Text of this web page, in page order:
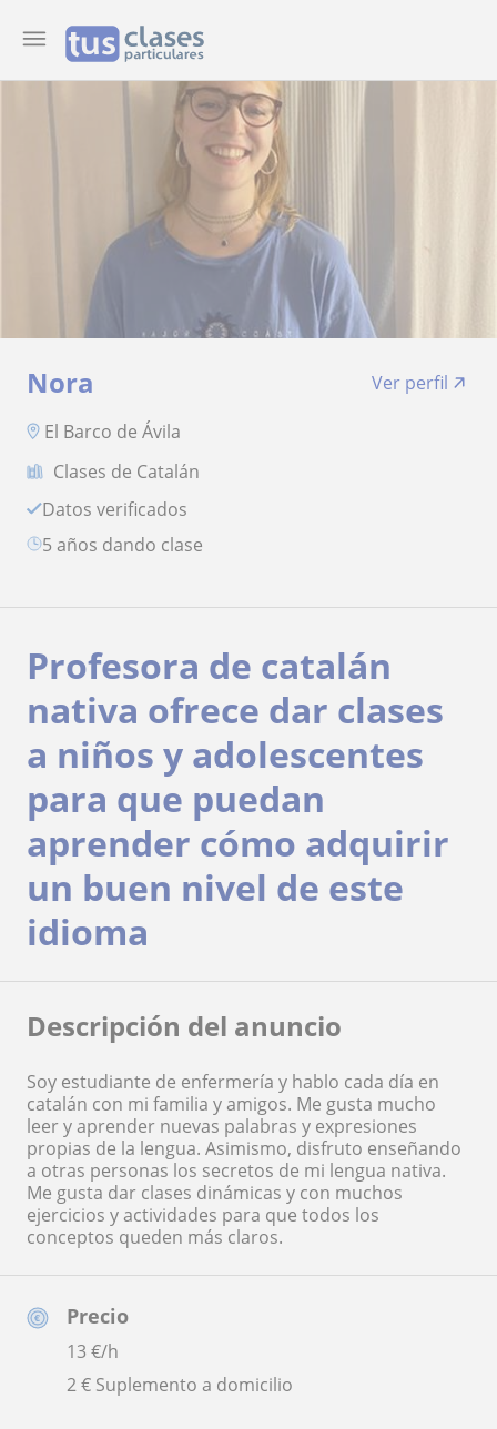
Nora
Ver perfil
El Barco de Ávila
Clases de Catalán
Datos verificados
5 años dando clase
Precio
13 €/h
2 € Suplemento a domicilio
Profesora de catalán
nativa ofrece dar clases
a niños y adolescentes
para que puedan
aprender cómo adquirir
un buen nivel de este
idioma
Descripción del anuncio
Soy estudiante de enfermería y hablo cada día en
catalán con mi familia y amigos. Me gusta mucho
leer y aprender nuevas palabras y expresiones
propias de la lengua. Asimismo, disfruto enseñando
a otras personas los secretos de mi lengua nativa.
Me gusta dar clases dinámicas y con muchos
ejercicios y actividades para que todos los
conceptos queden más claros.